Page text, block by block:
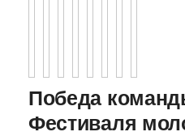
Победа
Фестиваля